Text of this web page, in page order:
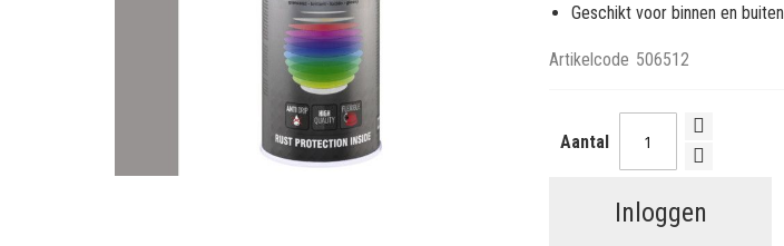
Geschikt voor binnen en buiten
Artikelcode 506512
Aantal
Inloggen